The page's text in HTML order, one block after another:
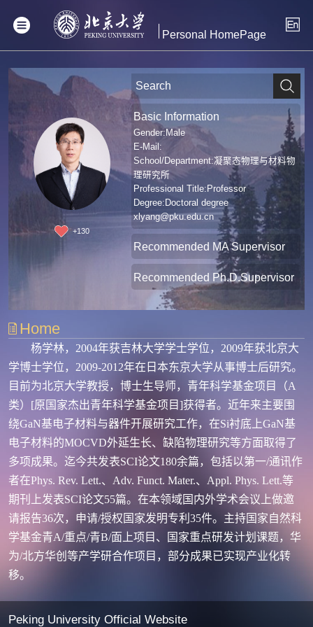
Personal HomePage
+130
Basic Information
Gender:Male
E-Mail:
School/Department:凝聚态物理与材料物
理研究所
Professional Title:Professor
Degree:Doctoral degree
xlyang@pku.edu.cn
Recommended MA Supervisor
Recommended Ph.D.Supervisor
Home
杨学林， 2004年获吉林大学学士学位， 2009年获北京大
学博士学位， 2009-2012年在日本东京大学从事博士后研究。
目前为北京大学教授，博士生导师，青年科学基金项目（A
类）[原国家杰出青年科学基金项目]获得者。近年来主要围
绕GaN基电子材料与器件开展研究工作，在Si衬底上GaN基
电子材料的MOCVD外延生长、缺陷物理研究等方面取得了
多项成果。迄今共发表SCI论文180余篇，包括以第一/通讯作
者在Phys. Rev. Lett.、 Adv. Funct. Mater.、 Appl. Phys. Lett.等
期刊上发表SCI论文55篇。在本领域国内外学术会议上做邀
请报告36次，申请/授权国家发明专利35件。主持国家自然科
学基金青A/重点/青B/面上项目、
国家重点研发计划课题，华
为/北方华创等产学研合作项目，部分成果已实现产业化转
移。
Peking University Official Website